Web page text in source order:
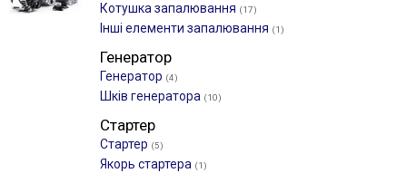
Котушка запалювання (17)
Інші елементи запалювання (1)
Генератор
Генератор (4)
Шків генератора (10)
Стартер
Стартер (5)
Якорь стартера (1)